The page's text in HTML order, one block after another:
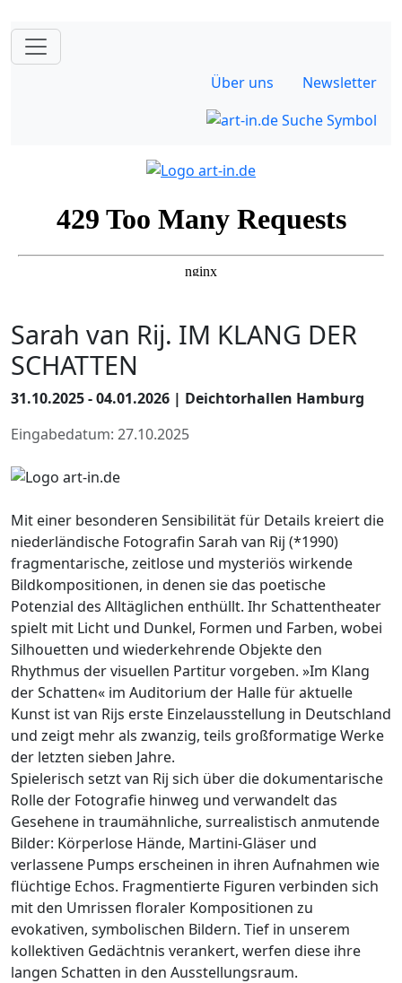
Über uns Newsletter
Sarah van Rij. IM KLANG DER
SCHATTEN
31.10.2025 - 04.01.2026 | Deichtorhallen Hamburg
Eingabedatum: 27.10.2025
Mit einer besonderen Sensibilität für Details kreiert die
niederländische Fotografin Sarah van Rij (*1990)
fragmentarische, zeitlose und mysteriös wirkende
Bildkompositionen, in denen sie das poetische
Potenzial des Alltäglichen enthüllt. Ihr Schattentheater
spielt mit Licht und Dunkel, Formen und Farben, wobei
Silhouetten und wiederkehrende Objekte den
Rhythmus der visuellen Partitur vorgeben. »Im Klang
der Schatten« im Auditorium der Halle für aktuelle
Kunst ist van Rijs erste Einzelausstellung in Deutschland
und zeigt mehr als zwanzig, teils großformatige Werke
der letzten sieben Jahre.
Spielerisch setzt van Rij sich über die dokumentarische
Rolle der Fotografie hinweg und verwandelt das
Gesehene in traumähnliche, surrealistisch anmutende
Bilder: Körperlose Hände, Martini-Gläser und
verlassene Pumps erscheinen in ihren Aufnahmen wie
flüchtige Echos. Fragmentierte Figuren verbinden sich
mit den Umrissen floraler Kompositionen zu
evokativen, symbolischen Bildern. Tief in unserem
kollektiven Gedächtnis verankert, werfen diese ihre
langen Schatten in den Ausstellungsraum.